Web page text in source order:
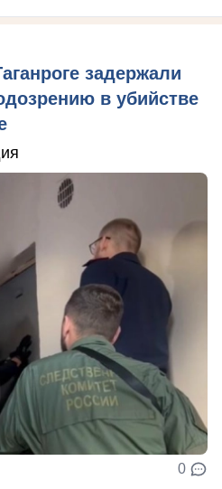
задержали
в убийстве
0